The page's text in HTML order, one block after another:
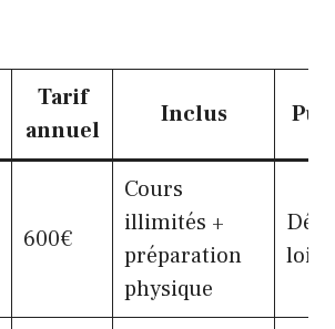
Tarif
annuel
Inclus
600€
Cours
illimités +
préparation
physique